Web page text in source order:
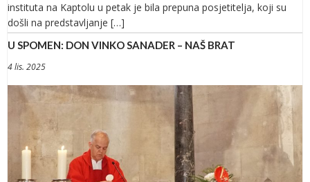
instituta na Kaptolu u petak je bila prepuna posjetitelja, koji su
došli na predstavljanje […]
U SPOMEN: DON VINKO SANADER – NAŠ BRAT
4 lis. 2025